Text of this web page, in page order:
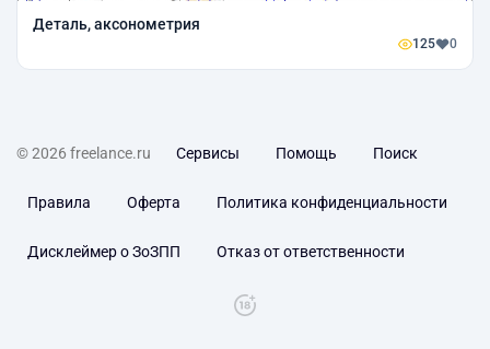
Деталь, аксонометрия
125 0
© 2026 freelance.ru Сервисы Помощь Поиск
Правила Оферта Политика конфиденциальности
Дисклеймер о ЗоЗПП Отказ от ответственности